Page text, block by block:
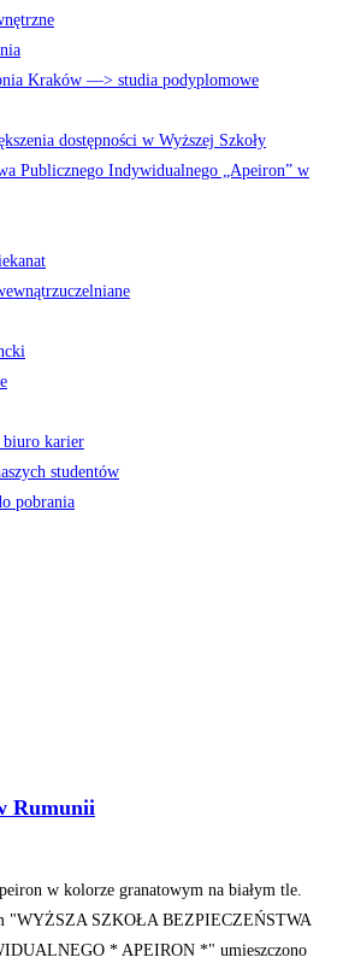
Kraków —> studia podyplomowe
dostępności w Wyższej Szkoły
Publicznego Indywidualnego „Apeiron” w
biuro karier
studentów
pobrania
Rumunii